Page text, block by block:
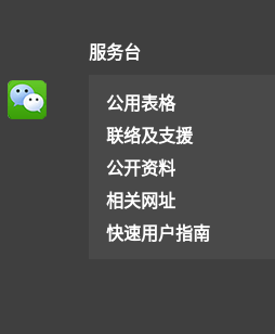
服务台
公用表格
联络及支援
公开资料
相关网址
快速用户指南